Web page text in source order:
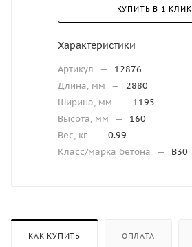
КУПИТЬ В 1 КЛИК
Характеристики
Артикул —
12876
Длина, мм
—
2880
Ширина, мм
—
1195
Высота, мм
—
160
Вес, кг —
0.99
Класс/марка бетона
— В30
КАК КУПИТЬ ОПЛАТА